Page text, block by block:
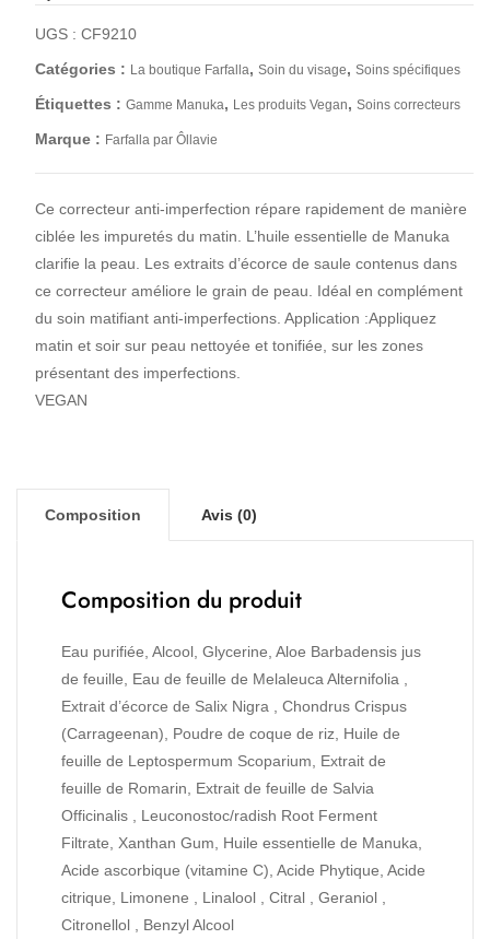
UGS : CF9210
Catégories : La boutique Farfalla, Soin du visage, Soins spécifiques
Étiquettes : Gamme Manuka, Les produits Vegan, Soins correcteurs
Marque : Farfalla par Ôllavie
Ce correcteur anti-imperfection répare rapidement de manière
ciblée les impuretés du matin. L’huile essentielle de Manuka
clarifie la peau. Les extraits d’écorce de saule contenus dans
ce correcteur améliore le grain de peau. Idéal en complément
du soin matifiant anti-imperfections. Application :Appliquez
matin et soir sur peau nettoyée et tonifiée, sur les zones
présentant des imperfections.
VEGAN
Composition Avis (0)
Composition du produit
Eau purifiée, Alcool, Glycerine, Aloe Barbadensis jus
de feuille, Eau de feuille de Melaleuca Alternifolia ,
Extrait d’écorce de Salix Nigra , Chondrus Crispus
(Carrageenan), Poudre de coque de riz, Huile de
feuille de Leptospermum Scoparium, Extrait de
feuille de Romarin, Extrait de feuille de Salvia
Officinalis , Leuconostoc/radish Root Ferment
Filtrate, Xanthan Gum, Huile essentielle de Manuka,
Acide ascorbique (vitamine C), Acide Phytique, Acide
citrique, Limonene , Linalool , Citral , Geraniol ,
Citronellol , Benzyl Alcool